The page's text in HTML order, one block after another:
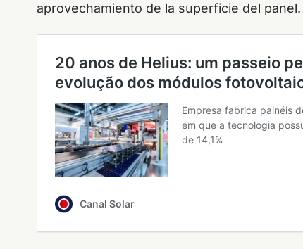
aprovechamiento de la superficie del panel.